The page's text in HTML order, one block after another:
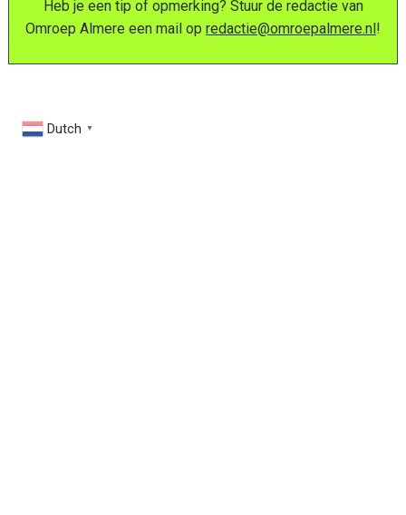
Heb je een tip of opmerking? Stuur de redactie van
Omroep Almere een mail op redactie@omroepalmere.nl!
Dutch ▼